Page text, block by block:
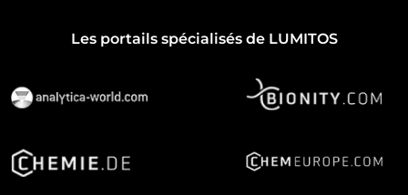
Les portails spécialisés de LUMITOS